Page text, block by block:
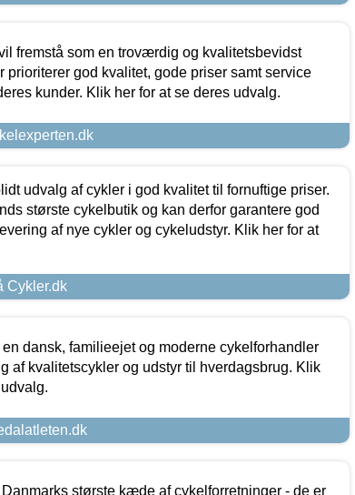
fremstå som en troværdig og kvalitetsbevidst
prioriterer god kvalitet, gode priser samt service
kunder. Klik her for at se deres udvalg.
udvalg af cykler i god kvalitet til fornuftige priser.
største cykelbutik og kan derfor garantere god
af nye cykler og cykeludstyr. Klik her for at
Cykler.dk
dansk, familieejet og moderne cykelforhandler
af kvalitetscykler og udstyr til hverdagsbrug. Klik
største kæde af cykelforretninger - de er